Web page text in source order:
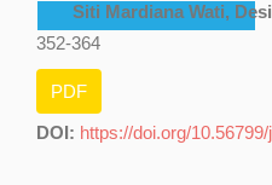
Siti Mardiana Wati,
352-364
PDF
DOI: https://doi.org/